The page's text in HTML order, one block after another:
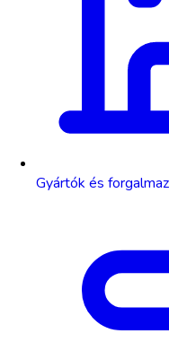
Gyártók és